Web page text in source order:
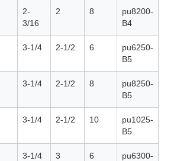
pu8200-
B4
8
2
2-
3/16
pu6250-
B5
6
2-1/2
3-1/4
pu8250-
B5
8
2-1/2
3-1/4
pu1025-
B5
10
2-1/2
3-1/4
pu6300-
6
3
3-1/4